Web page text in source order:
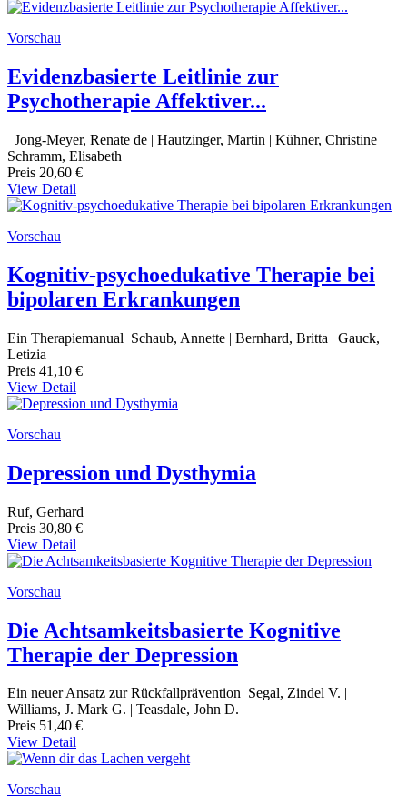
Vorschau
Evidenzbasierte Leitlinie zur
Psychotherapie Affektiver...
Jong-Meyer, Renate de | Hautzinger, Martin | Kühner, Christine |
Schramm, Elisabeth
Preis 20,60 €
View Detail
Vorschau
Kognitiv-psychoedukative Therapie bei
bipolaren Erkrankungen
Ein Therapiemanual Schaub, Annette | Bernhard, Britta | Gauck,
Letizia
Preis 41,10 €
View Detail
Vorschau
Depression und Dysthymia
Ruf, Gerhard
Preis 30,80 €
View Detail
Vorschau
Die Achtsamkeitsbasierte Kognitive
Therapie der Depression
Ein neuer Ansatz zur Rückfallprävention Segal, Zindel V. |
Williams, J. Mark G. | Teasdale, John D.
Preis 51,40 €
View Detail
Vorschau